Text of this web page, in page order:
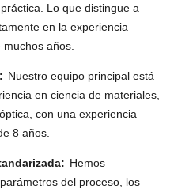
Lo que distingue a
en la experiencia
años.
Nuestro equipo principal está
en ciencia de materiales,
con una experiencia
8 años.
Hemos
del proceso, los